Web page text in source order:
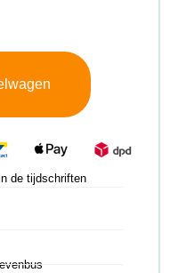
de tijdschriften